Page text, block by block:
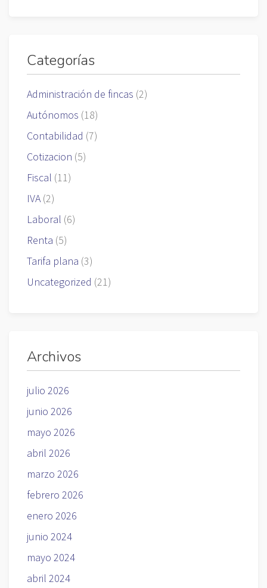
Categorías
Administración de fincas (2)
Autónomos (18)
Contabilidad (7)
Cotizacion (5)
Fiscal (11)
IVA(2)
Laboral (6)
Renta (5)
Tarifa plana (3)
Uncategorized (21)
Archivos
julio 2026
junio 2026
mayo 2026
abril 2026
marzo 2026
febrero 2026
enero 2026
junio 2024
mayo 2024
abril 2024